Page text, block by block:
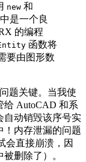
new 和
是一个良
的编程
函数将
要由图形数
题关键。当我使
给 AutoCAD 和系
自动销毁该序号实
！内存泄漏的问题
会直接崩溃，因
删除了）。